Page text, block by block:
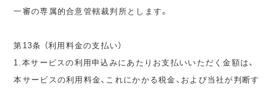
一審の専属的合意管轄裁判所とします。
第13条 （利用料金の支払い）
1.本サービスの利用申込みにあたりお支払いいただく金額は、
本サービスの利用料金、これにかかる税金、および当社が判断す